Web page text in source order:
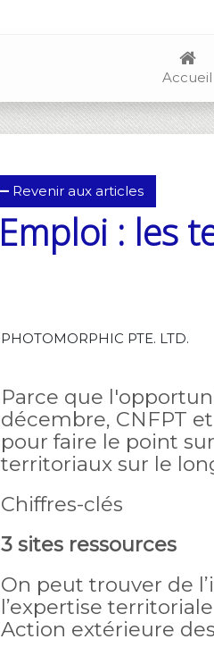
Accueil
Revenir aux articles
Emploi : les
PHOTOMORPHIC PTE. LTD.
Parce que
décembre, CNFPT
pour faire le point
territoriaux sur le
Chiffres-clés
3 sites ressources
On peut trouver de
l’expertise
Action extérieure